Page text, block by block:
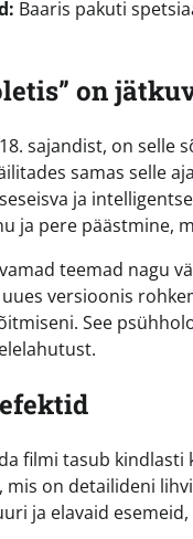
Baaris pakuti
on
sajandist, on selle
samas selle
ja
ja pere päästmine,
teemad nagu
versioonis
See
filmi tasub kindlasti
on detailideni
ja elavaid